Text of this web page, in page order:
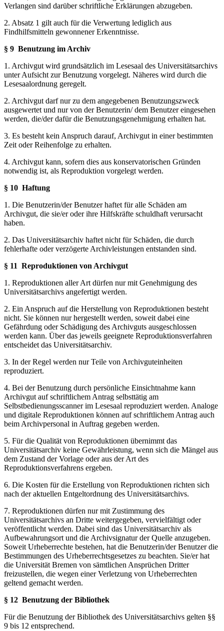
Verlangen sind darüber schriftliche Erklärungen abzugeben.
2. Absatz 1 gilt auch für die Verwertung lediglich aus
Findhilfsmitteln gewonnener Erkenntnisse.
§ 9 Benutzung im Archiv
1. Archivgut wird grundsätzlich im Lesesaal des Universitätsarchivs
unter Aufsicht zur Benutzung vorgelegt. Näheres wird durch die
Lesesaalordnung geregelt.
2. Archivgut darf nur zu dem angegebenen Benutzungszweck
ausgewertet und nur von der Benutzerin/ dem Benutzer eingesehen
werden, die/der dafür die Benutzungsgenehmigung erhalten hat.
3. Es besteht kein Anspruch darauf, Archivgut in einer bestimmten
Zeit oder Reihenfolge zu erhalten.
4. Archivgut kann, sofern dies aus konservatorischen Gründen
notwendig ist, als Reproduktion vorgelegt werden.
§ 10 Haftung
1. Die Benutzerin/der Benutzer haftet für alle Schäden am
Archivgut, die sie/er oder ihre Hilfskräfte schuldhaft verursacht
haben.
2. Das Universitätsarchiv haftet nicht für Schäden, die durch
fehlerhafte oder verzögerte Archivleistungen entstanden sind.
§ 11 Reproduktionen von Archivgut
1. Reproduktionen aller Art dürfen nur mit Genehmigung des
Universitätsarchivs angefertigt werden.
2. Ein Anspruch auf die Herstellung von Reproduktionen besteht
nicht. Sie können nur hergestellt werden, soweit dabei eine
Gefährdung oder Schädigung des Archivguts ausgeschlossen
werden kann. Über das jeweils geeignete Reproduktionsverfahren
entscheidet das Universitätsarchiv.
3. In der Regel werden nur Teile von Archivguteinheiten
reproduziert.
4. Bei der Benutzung durch persönliche Einsichtnahme kann
Archivgut auf schriftlichem Antrag selbsttätig am
Selbstbedienungsscanner im Lesesaal reproduziert werden. Analoge
und digitale Reproduktionen können auf schriftlichem Antrag auch
beim Archivpersonal in Auftrag gegeben werden.
5. Für die Qualität von Reproduktionen übernimmt das
Universitätsarchiv keine Gewährleistung, wenn sich die Mängel aus
dem Zustand der Vorlage oder aus der Art des
Reproduktionsverfahrens ergeben.
6. Die Kosten für die Erstellung von Reproduktionen richten sich
nach der aktuellen Entgeltordnung des Universitätsarchivs.
7. Reproduktionen dürfen nur mit Zustimmung des
Universitätsarchivs an Dritte weitergegeben, vervielfältigt oder
veröffentlicht werden. Dabei sind das Universitätsarchiv als
Aufbewahrungsort und die Archivsignatur der Quelle anzugeben.
Soweit Urheberrechte bestehen, hat die Benutzerin/der Benutzer die
Bestimmungen des Urheberrechtsgesetzes zu beachten. Sie/er hat
die Universität Bremen von sämtlichen Ansprüchen Dritter
freizustellen, die wegen einer Verletzung von Urheberrechten
geltend gemacht werden.
§ 12 Benutzung der Bibliothek
Für die Benutzung der Bibliothek des Universitätsarchivs gelten §§
9 bis 12 entsprechend.